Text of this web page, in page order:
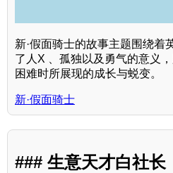
新·假面骑士的故事主题围绕着
了人X 、孤独以及勇气的意义
困难时所展现的成长与蜕变。
新·假面骑士
### 生意天才白社长